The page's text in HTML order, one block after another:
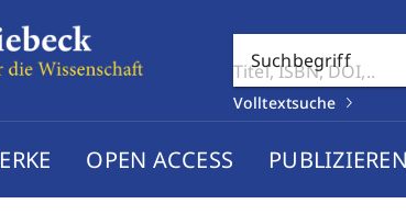
Suchbegriff
Volltextsuche
OPEN ACCESS PUBLIZIEREN